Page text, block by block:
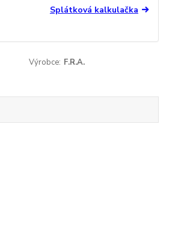
Splátková kalkulačka
Výrobce: F.R.A.